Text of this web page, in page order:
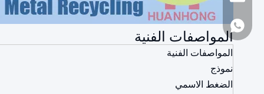
المواصفات الفنية
المواصفات الفنية
نموذج
الضغط الاسمي
+86-